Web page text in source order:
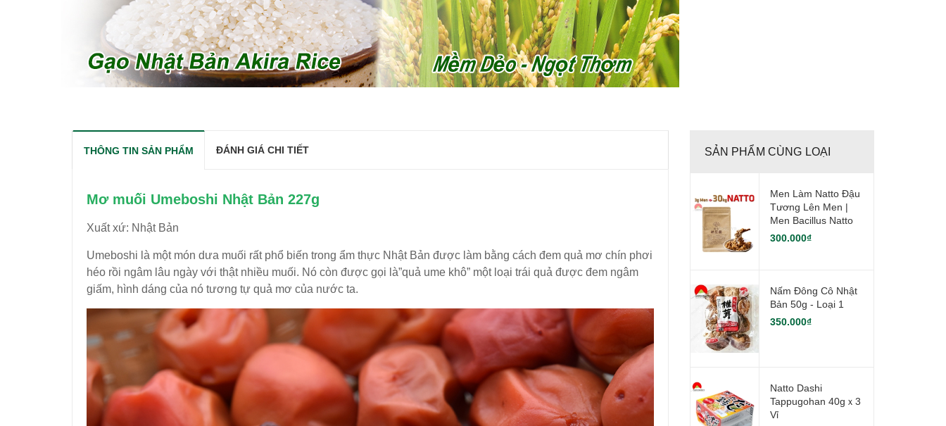
THÔNG TIN SẢN PHẨM ĐÁNH GIÁ CHI TIẾT
Mơ muối Umeboshi Nhật Bản 227g
Xuất xứ: Nhật Bản
Umeboshi là một món dưa muối rất phổ biến trong ẩm thực Nhật Bản được làm bằng cách đem quả mơ chín phơi
héo rồi ngâm lâu ngày với thật nhiều muối. Nó còn được gọi là”quả ume khô” một loại trái quả được đem ngâm
giấm, hình dáng của nó tương tự quả mơ của nước ta.
SẢN PHẨM CÙNG LOẠI
Men Làm Natto Đậu
Tương Lên Men |
Men Bacillus Natto
300.000₫
Nấm Đông Cô Nhật
Bản 50g - Loại 1
350.000₫
Natto Dashi
Tappugohan 40gｘ3
Vỉ